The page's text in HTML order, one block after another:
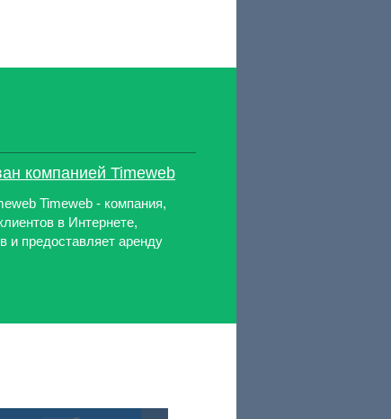
компанией Timeweb
Timeweb - компания,
в Интернете,
и предоставляет аренду